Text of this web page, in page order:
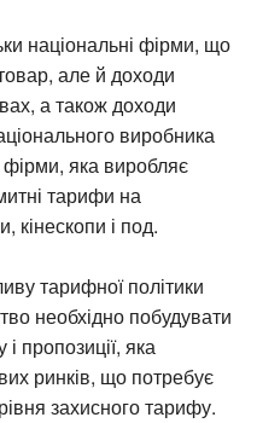
національні фірми, що
але й доходи
а також доходи
виробника
яка виробляє
тарифи на
кінескопи і под.
тарифної політики
необхідно побудувати
пропозиції, яка
ринків, що потребує
захисного тарифу.